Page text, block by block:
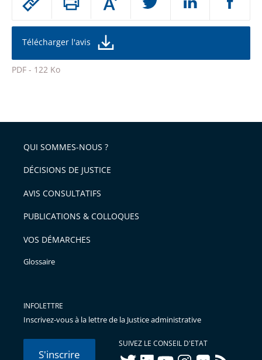
partage
de
l'article
pour
Augmenter
ou
la
de
la
police
Télécharger l'avis
PDF - 122 Ko
l'article
pour
avant
QUI SOMMES-NOUS ?
DÉCISIONS DE JUSTICE
AVIS CONSULTATIFS
PUBLICATIONS & COLLOQUES
VOS DÉMARCHES
Glossaire
INFOLETTRE
Inscrivez-vous à la lettre de la Justice administrative
S'inscrire
SUIVEZ LE CONSEIL D'ETAT